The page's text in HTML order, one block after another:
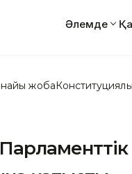
Әлемде
жоба